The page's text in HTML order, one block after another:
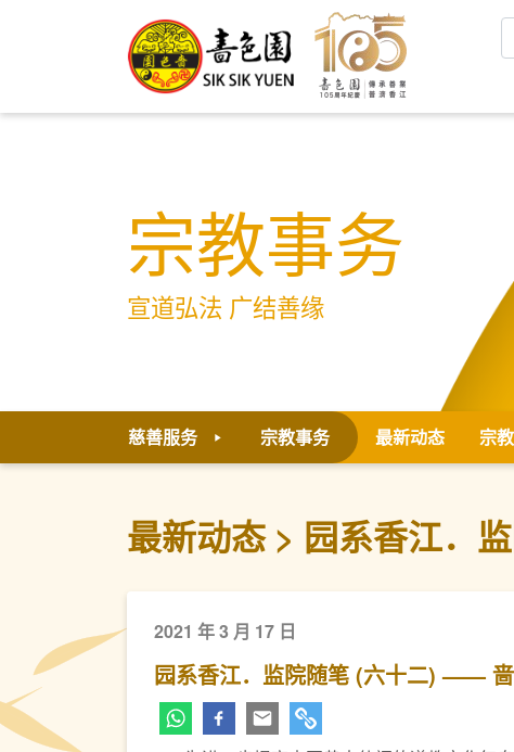
宗教事务
宣道弘法 广结善缘
慈善服务 宗教事务 最新动态 宗
最新动态 园系香江．
2021 年 3 月 17 日
园系香江．监院随笔 (六十二) ——